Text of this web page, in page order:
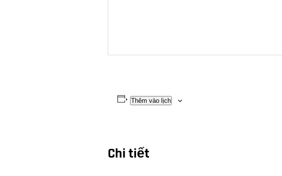
Thêm vào lịch
Chi tiết